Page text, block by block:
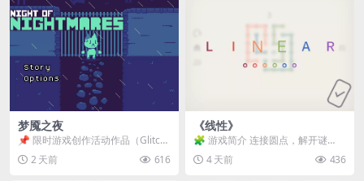
梦魇之夜
📌 限时游戏创作活动作品（Glitch
Game Jam） 📖 故事背景 怪物四...
2 天前 616
《线性》
🧩 游戏简介 连接圆点，解开谜
题。 ⚠️ 重要提示 所有关卡均可通
关，请确保使用...
4 天前 436